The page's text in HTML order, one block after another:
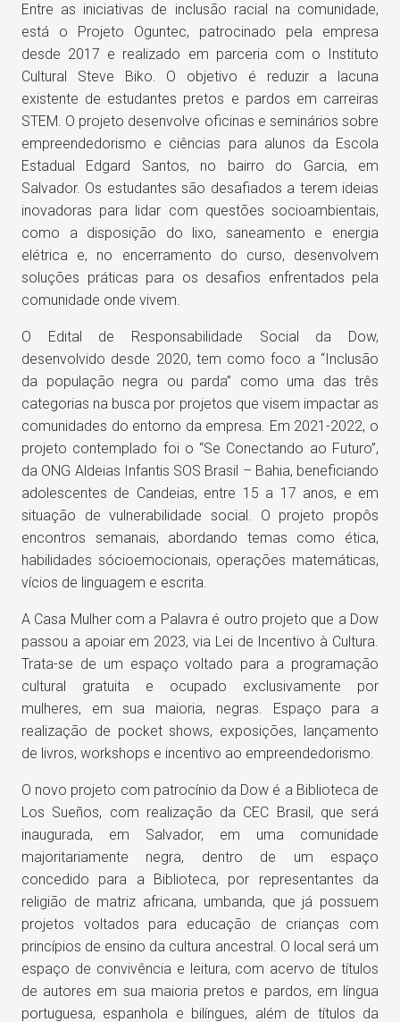
Entre as iniciativas de inclusão racial na comunidade,
está o Projeto Oguntec, patrocinado pela empresa
desde 2017 e realizado em parceria com o Instituto
Cultural Steve Biko. O objetivo é reduzir a lacuna
existente de estudantes pretos e pardos em carreiras
STEM. O projeto desenvolve oficinas e seminários sobre
empreendedorismo e ciências para alunos da Escola
Estadual Edgard Santos, no bairro do Garcia, em
Salvador. Os estudantes são desafiados a terem ideias
inovadoras para lidar com questões socioambientais,
como a disposição do lixo, saneamento e energia
elétrica e, no encerramento do curso, desenvolvem
soluções práticas para os desafios enfrentados pela
comunidade onde vivem.
O Edital de Responsabilidade Social da Dow,
desenvolvido desde 2020, tem como foco a “Inclusão
da população negra ou parda” como uma das três
categorias na busca por projetos que visem impactar as
comunidades do entorno da empresa. Em 2021-2022, o
projeto contemplado foi o “Se Conectando ao Futuro”,
da ONG Aldeias Infantis SOS Brasil – Bahia, beneficiando
adolescentes de Candeias, entre 15 a 17 anos, e em
situação de vulnerabilidade social. O projeto propôs
encontros semanais, abordando temas como ética,
habilidades sócioemocionais, operações matemáticas,
vícios de linguagem e escrita.
A Casa Mulher com a Palavra é outro projeto que a Dow
passou a apoiar em 2023, via Lei de Incentivo à Cultura.
Trata-se de um espaço voltado para a programação
cultural gratuita e ocupado exclusivamente por
mulheres, em sua maioria, negras. Espaço para a
realização de pocket shows, exposições, lançamento
de livros, workshops e incentivo ao empreendedorismo.
O novo projeto com patrocínio da Dow é a Biblioteca de
Los Sueños, com realização da CEC Brasil, que será
inaugurada, em Salvador, em uma comunidade
majoritariamente negra, dentro de um espaço
concedido para a Biblioteca, por representantes da
religião de matriz africana, umbanda, que já possuem
projetos voltados para educação de crianças com
princípios de ensino da cultura ancestral. O local será um
espaço de convivência e leitura, com acervo de títulos
de autores em sua maioria pretos e pardos, em língua
portuguesa, espanhola e bilíngues, além de títulos da